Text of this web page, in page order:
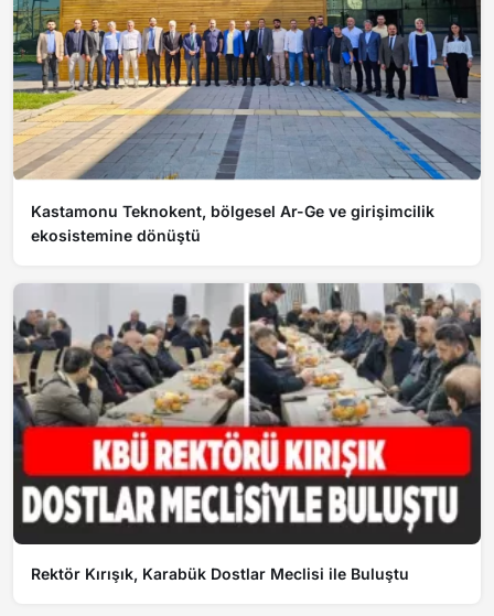
Kastamonu Teknokent, bölgesel Ar-Ge ve girişimcilik
ekosistemine dönüştü
Rektör Kırışık, Karabük Dostlar Meclisi ile Buluştu